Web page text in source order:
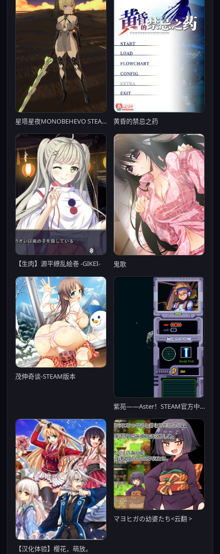
星塔星夜MONOBEHEVO STEAM官方中文版（【PC0901】 黄昏的禁忌之药
【生肉】源平繚乱絵巻 -GIKEI- 鬼歌
茂伸奇谈-STEAM版本
紫苑——Aster！STEAM官方中文步兵版
【汉化体验】樱花，萌放。
マヨヒガの幼婆たち<云翻 >